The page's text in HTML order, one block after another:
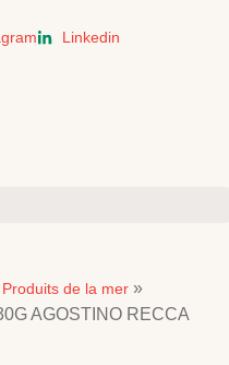
Linkedin
Produits de la mer »
AGOSTINO RECCA